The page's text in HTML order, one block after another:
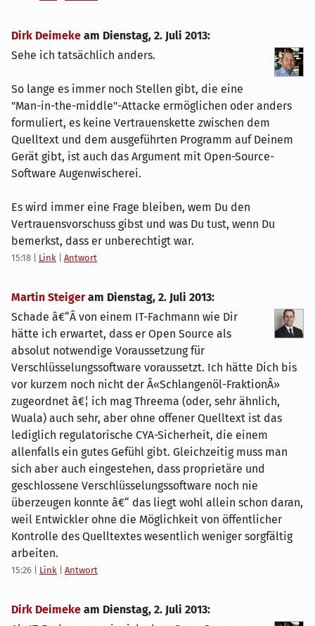
Dirk Deimeke am Dienstag, 2. Juli 2013:
Sehe ich tatsächlich anders.
So lange es immer noch Stellen gibt, die eine
"Man-in-the-middle"-Attacke ermöglichen oder anders
formuliert, es keine Vertrauenskette zwischen dem
Quelltext und dem ausgeführten Programm auf Deinem
Gerät gibt, ist auch das Argument mit Open-Source-
Software Augenwischerei.
Es wird immer eine Frage bleiben, wem Du den
Vertrauensvorschuss gibst und was Du tust, wenn Du
bemerkst, dass er unberechtigt war.
15:18 Link Antwort
Martin Steigeram Dienstag, 2. Juli 2013:
Schade â€“Â von einem IT-Fachmann wie Dir
hätte ich erwartet, dass er Open Source als
absolut notwendige Voraussetzung für
Verschlüsselungssoftware voraussetzt. Ich hätte Dich bis
vor kurzem noch nicht der Â«Schlangenöl-FraktionÂ»
zugeordnet â€¦ ich mag Threema (oder, sehr ähnlich,
Wuala) auch sehr, aber ohne offener Quelltext ist das
lediglich regulatorische CYA-Sicherheit, die einem
allenfalls ein gutes Gefühl gibt. Gleichzeitig muss man
sich aber auch eingestehen, dass proprietäre und
geschlossene Verschlüsselungssoftware noch nie
überzeugen konnte â€“ das liegt wohl allein schon daran,
weil Entwickler ohne die Möglichkeit von öffentlicher
Kontrolle des Quelltextes wesentlich weniger sorgfältig
arbeiten.
15:26 Link Antwort
Dirk Deimeke am Dienstag, 2. Juli 2013: